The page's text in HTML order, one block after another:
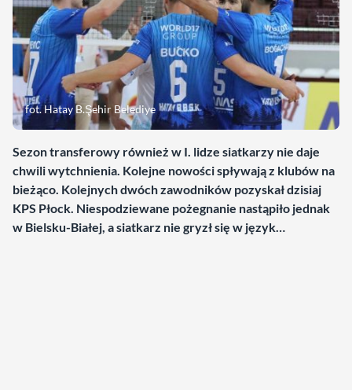
fot. Hatay B.Şehir Belediye
Sezon transferowy również w I. lidze siatkarzy nie daje
chwili wytchnienia. Kolejne nowości spływają z klubów na
bieżąco. Kolejnych dwóch zawodników pozyskał dzisiaj
KPS Płock. Niespodziewane pożegnanie nastąpiło jednak
w Bielsku-Białej, a siatkarz nie gryzł się w język…